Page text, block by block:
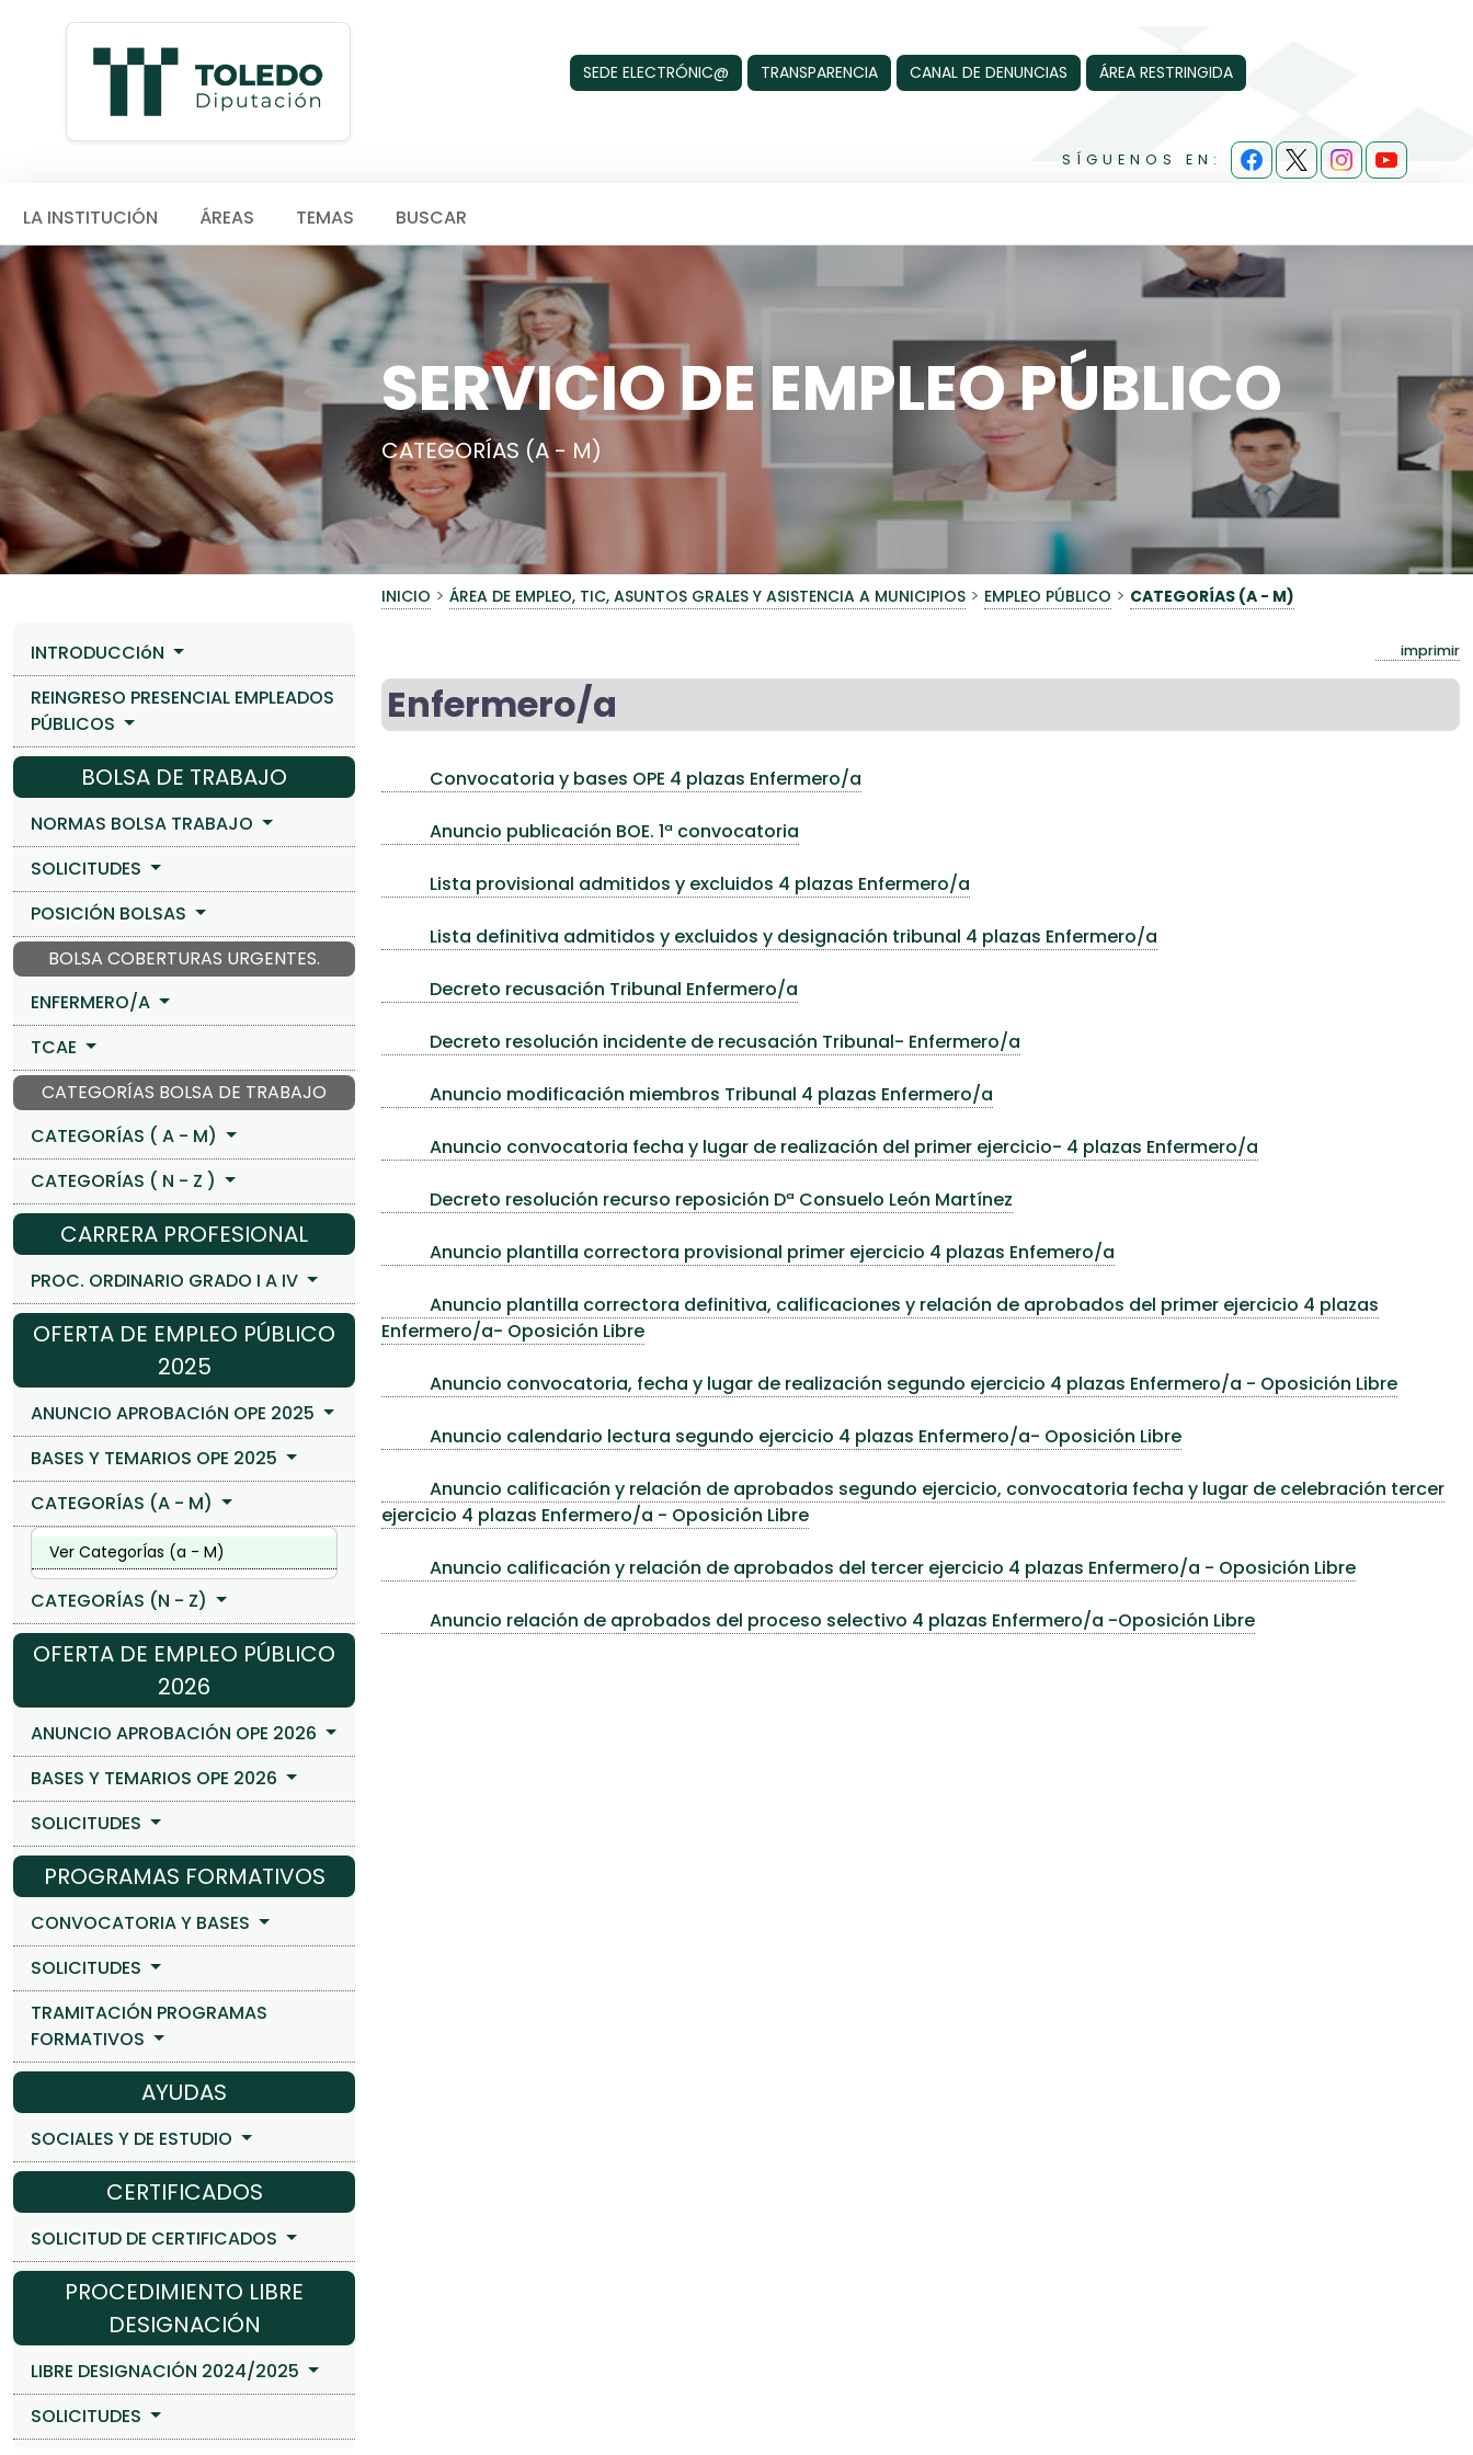
SEDE ELECTRÓNIC@ TRANSPARENCIA CANAL DE DENUNCIAS ÁREA RESTRINGIDA
SÍGUENOS EN:
LA INSTITUCIÓN ÁREAS TEMAS BUSCAR
SERVICIO DE EMPLEO PÚBLICO
CATEGORÍAS (A - M)
INICIO > ÁREA DE EMPLEO, TIC, ASUNTOS GRALES Y ASISTENCIA A MUNICIPIOS > EMPLEO PÚBLICO > CATEGORÍAS (A - M)
INTRODUCCIóN
REINGRESO PRESENCIAL EMPLEADOS
PÚBLICOS
BOLSA DE TRABAJO
NORMAS BOLSA TRABAJO
SOLICITUDES
POSICIÓN BOLSAS
BOLSA COBERTURAS URGENTES.
ENFERMERO/A
TCAE
CATEGORÍAS BOLSA DE TRABAJO
CATEGORÍAS ( A - M)
CATEGORÍAS ( N - Z )
CARRERA PROFESIONAL
PROC. ORDINARIO GRADO I A IV
OFERTA DE EMPLEO PÚBLICO
2025
ANUNCIO APROBACIóN OPE 2025
BASES Y TEMARIOS OPE 2025
CATEGORÍAS (A - M)
Ver CategorÍas (a - M)
CATEGORÍAS (N - Z)
OFERTA DE EMPLEO PÚBLICO
2026
ANUNCIO APROBACIÓN OPE 2026
BASES Y TEMARIOS OPE 2026
SOLICITUDES
PROGRAMAS FORMATIVOS
CONVOCATORIA Y BASES
SOLICITUDES
TRAMITACIÓN PROGRAMAS
FORMATIVOS
AYUDAS
SOCIALES Y DE ESTUDIO
CERTIFICADOS
SOLICITUD DE CERTIFICADOS
PROCEDIMIENTO LIBRE
DESIGNACIÓN
LIBRE DESIGNACIÓN 2024/2025
SOLICITUDES
imprimir
Enfermero/a
Convocatoria y bases OPE 4 plazas Enfermero/a
Anuncio publicación BOE. 1ª convocatoria
Lista provisional admitidos y excluidos 4 plazas Enfermero/a
Lista definitiva admitidos y excluidos y designación tribunal 4 plazas Enfermero/a
Decreto recusación Tribunal Enfermero/a
Decreto resolución incidente de recusación Tribunal- Enfermero/a
Anuncio modificación miembros Tribunal 4 plazas Enfermero/a
Anuncio convocatoria fecha y lugar de realización del primer ejercicio- 4 plazas Enfermero/a
Decreto resolución recurso reposición Dª Consuelo León Martínez
Anuncio plantilla correctora provisional primer ejercicio 4 plazas Enfemero/a
Anuncio plantilla correctora definitiva, calificaciones y relación de aprobados del primer ejercicio 4 plazas
Enfermero/a- Oposición Libre
Anuncio convocatoria, fecha y lugar de realización segundo ejercicio 4 plazas Enfermero/a - Oposición Libre
Anuncio calendario lectura segundo ejercicio 4 plazas Enfermero/a- Oposición Libre
Anuncio calificación y relación de aprobados segundo ejercicio, convocatoria fecha y lugar de celebración tercer
ejercicio 4 plazas Enfermero/a - Oposición Libre
Anuncio calificación y relación de aprobados del tercer ejercicio 4 plazas Enfermero/a - Oposición Libre
Anuncio relación de aprobados del proceso selectivo 4 plazas Enfermero/a -Oposición Libre